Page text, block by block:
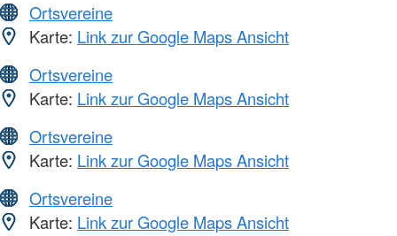
Ortsvereine
Karte: Link zur Google Maps Ansicht
Ortsvereine
Karte: Link zur Google Maps Ansicht
Ortsvereine
Karte: Link zur Google Maps Ansicht
Ortsvereine
Karte: Link zur Google Maps Ansicht